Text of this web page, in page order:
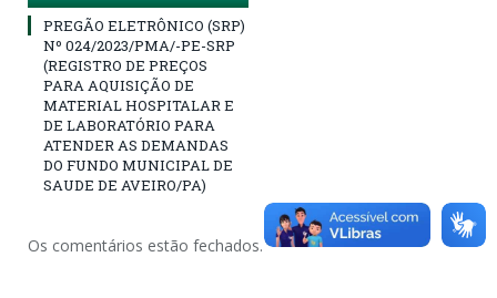
PREGÃO ELETRÔNICO (SRP)
Nº 024/2023/PMA/-PE-SRP
(REGISTRO DE PREÇOS
PARA AQUISIÇÃO DE
MATERIAL HOSPITALAR E
DE LABORATÓRIO PARA
ATENDER AS DEMANDAS
DO FUNDO MUNICIPAL DE
SAUDE DE AVEIRO/PA)
Os comentários estão fechados.